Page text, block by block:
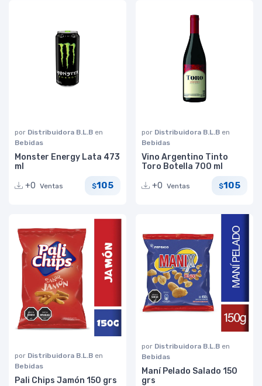
por Distribuidora B.L.B en
Bebidas
Monster Energy Lata 473
ml
+0 Ventas $105
por Distribuidora B.L.B en
Bebidas
Vino Argentino Tinto
Toro Botella 700 ml
+0 Ventas $105
por Distribuidora B.L.B en
Bebidas
Pali Chips Jamón 150 grs
por Distribuidora B.L.B en
Bebidas
Maní Pelado Salado 150
grs